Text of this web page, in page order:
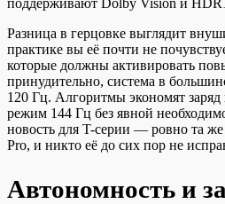
поддерживают Dolby Vision и
Разница в герцовке выглядит
практике вы её почти не
которые должны активировать
принудительно, система в
120 Гц. Алгоритмы экономят
режим 144 Гц без явной
новость для T-серии — ровно та
Pro, и никто её до сих пор не
Автономность и